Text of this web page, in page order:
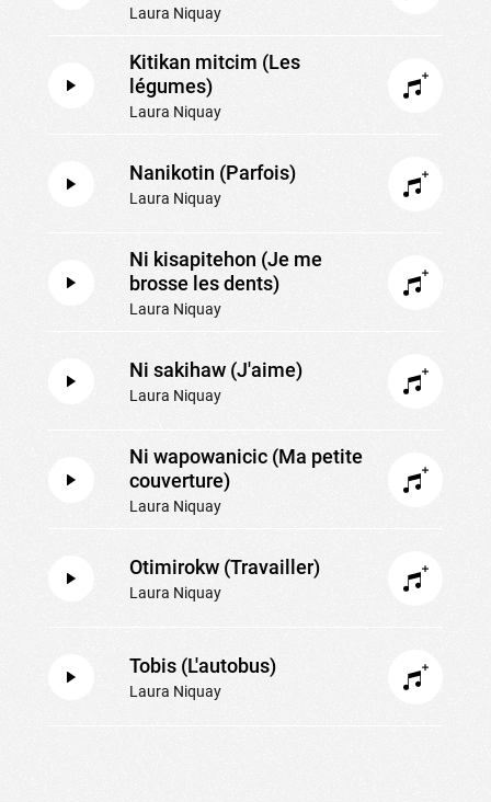
Laura Niquay
Kitikan mitcim (Les
légumes)
Laura Niquay
Nanikotin (Parfois)
Laura Niquay
Ni kisapitehon (Je me
brosse les dents)
Laura Niquay
Ni sakihaw (J'aime)
Laura Niquay
Ni wapowanicic (Ma petite
couverture)
Laura Niquay
Otimirokw (Travailler)
Laura Niquay
Tobis (L'autobus)
Laura Niquay